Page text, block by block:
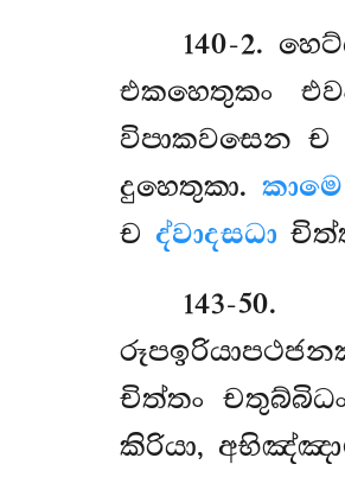
140-2.
එකහෙතුකං
විපාකවසෙන
දුහෙතුකා.කාමෙ
ච ද්වාදසධා
143-50
චිත්තං
කිරියා,